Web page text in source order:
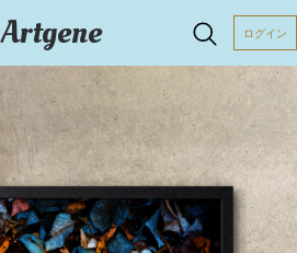
Artgene ログイン